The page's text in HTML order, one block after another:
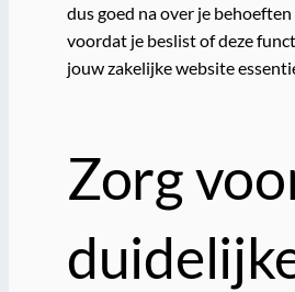
dus goed na over je
voordat je beslist of deze
jouw zakelijke website
Zorg